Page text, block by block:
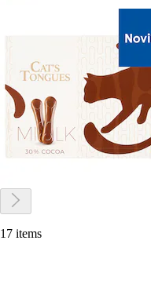
17 items